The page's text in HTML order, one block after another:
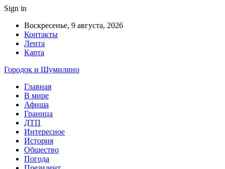
Sign in
Воскресенье, 9 августа, 2026
Контакты
Лента
Карта
Городок и Шумилино
Главная
В мире
Афиша
Граница
ДТП
Интересное
История
Общество
Погода